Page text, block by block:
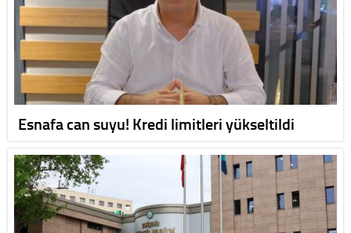
Esnafa can suyu! Kredi limitleri yükseltildi